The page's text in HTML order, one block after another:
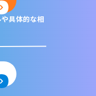
具体的な相